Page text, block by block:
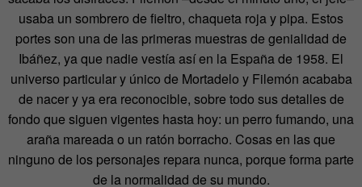
usaba un sombrero de fieltro, chaqueta roja y pipa. Estos
portes son una de las primeras muestras de genialidad de
Ibáñez, ya que nadie vestía así en la España de 1958. El
universo particular y único de Mortadelo y Filemón acababa
de nacer y ya era reconocible, sobre todo sus detalles de
fondo que siguen vigentes hasta hoy: un perro fumando, una
araña mareada o un ratón borracho. Cosas en las que
ninguno de los personajes repara nunca, porque forma parte
de la normalidad de su mundo.